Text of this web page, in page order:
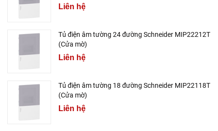
Liên hệ
Tủ điện âm tường 24 đường Schneider MIP22212T
(Cửa mờ)
Liên hệ
Tủ điện âm tường 18 đường Schneider MIP22118T
(Cửa mờ)
Liên hệ